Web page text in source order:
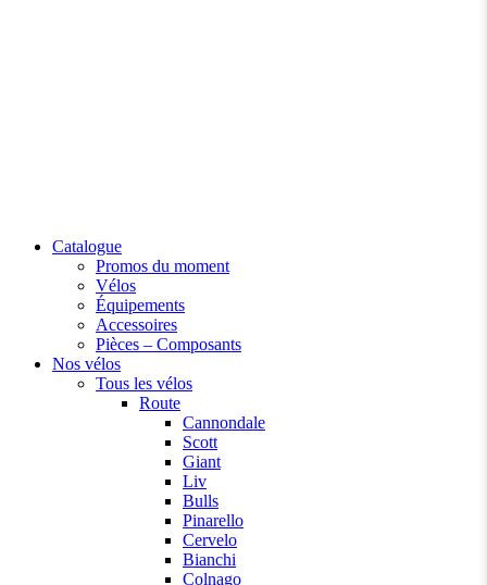
Catalogue
Promos du moment
Vélos
Équipements
Accessoires
Pièces – Composants
Nos vélos
Tous les vélos
Route
Cannondale
Scott
Giant
Liv
Bulls
Pinarello
Cervelo
Bianchi
Colnago